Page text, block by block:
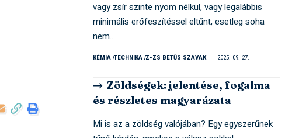
vagy zsír szinte nyom nélkül, vagy legalábbis
minimális erőfeszítéssel eltűnt, esetleg soha
nem…
KÉMIA TECHNIKA Z-ZS BETŰS SZAVAK 2025. 09. 27.
Zöldségek: jelentése, fogalma
és részletes magyarázata
Mi is az a zöldség valójában? Egy egyszerűnek